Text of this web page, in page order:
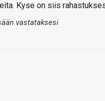
Kyse on siis
vastataksesi